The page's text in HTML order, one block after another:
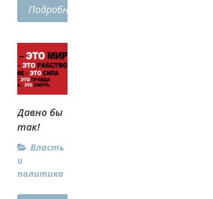
Подробнее...
Давно бы
так!
Власть
и
политика